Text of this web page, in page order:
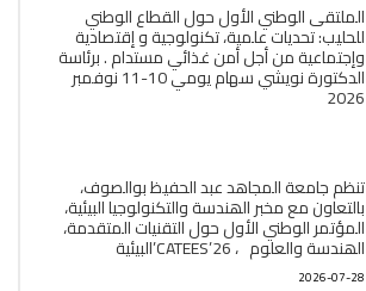
الملتقى الوطني الأول حول القطاع الوطني
للحليب: تحديات علمية، تكنولوجية و إقتصادية
وإجتماعية من أجل أمن غذائي مستدام . برئاسة
الدكتورة نويشي سهام يومي 10-11 نوفمبر
2026
تنظم جامعة المجاهد عبد الحفيظ بوالصوف،
بالتعاون مع مخبر الھندسة والتكنولوجيا البیئیة،
المؤتمر الوطني الأول حول التقنيات المتقدمة،
الھندسة والعلوم ، CATEES’26’البیئية
2026-07-28